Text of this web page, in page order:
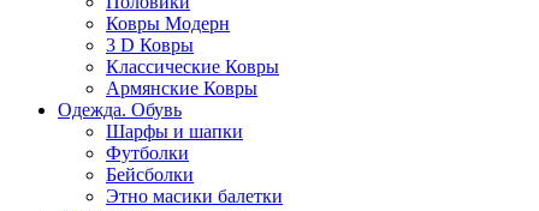
Ковры Модерн
3 D Ковры
Классические Ковры
Армянские Ковры
Одежда. Обувь
Шарфы и шапки
Футболки
Бейсболки
Этно масики балетки